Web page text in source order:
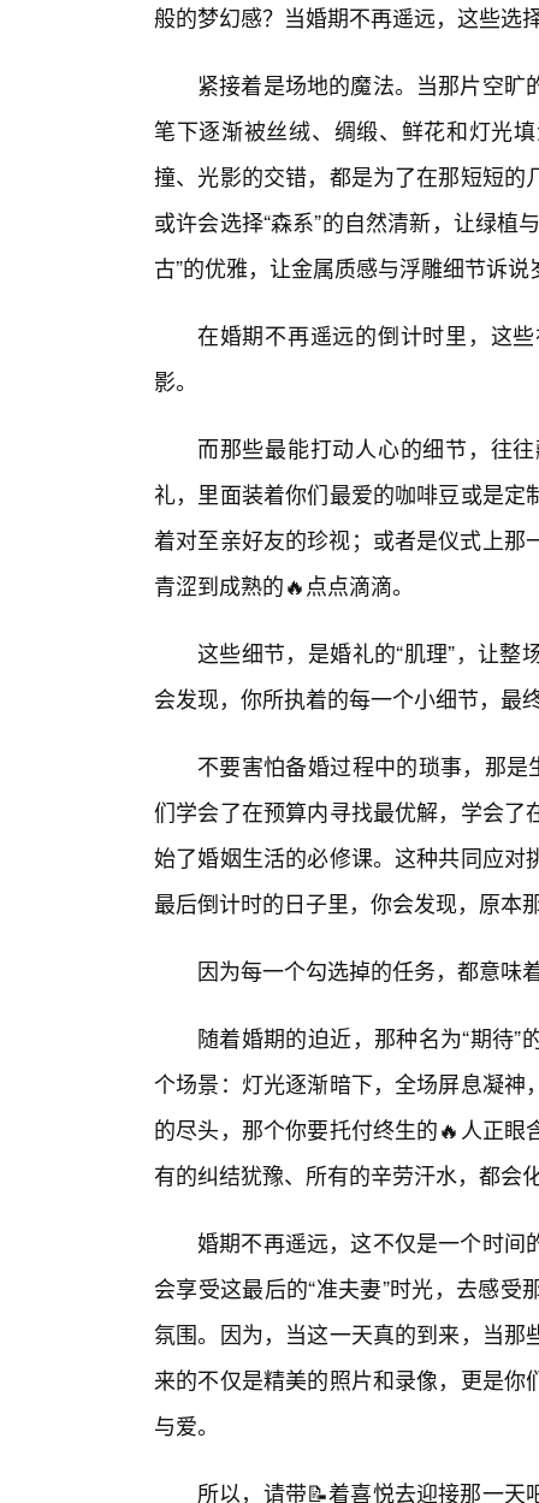
般的梦幻感？当婚期不再遥远，这些选
紧接着是场地的魔法。当那片空
笔下逐渐被丝绒、绸缎、鲜花和灯光
撞、光影的交错，都是为了在那短短
或许会选择“森系”的自然清新，让绿植
古”的优雅，让金属质感与浮雕细节诉
在婚期不再遥远的倒计时里，这
影。
而那些最能打动人心的细节，往
礼，里面装着你们最爱的咖啡豆或是
着对至亲好友的珍视；或者是仪式上
青涩到成熟的🔥点点滴滴。
这些细节，是婚礼的“肌理”，让
会发现，你所执着的每一个小细节，最
不要害怕备婚过程中的琐事，那是
们学会了在预算内寻找最优解，学会
始了婚姻生活的必修课。这种共同应
最后倒计时的日子里，你会发现，原本
因为每一个勾选掉的任务，都意味
随着婚期的迫近，那种名为“期待
个场景：灯光逐渐暗下，全场屏息凝
的尽头，那个你要托付终生的🔥人正
有的纠结犹豫、所有的辛劳汗水，都会
婚期不再遥远，这不仅是一个时
会享受这最后的“准夫妻”时光，去感
氛围。因为，当这一天真的到来，当
来的不仅是精美的照片和录像，更是
与爱。
所以，请带📝着喜悦去迎接那一